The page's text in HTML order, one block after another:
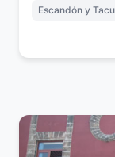
fotografía,
Escandón y